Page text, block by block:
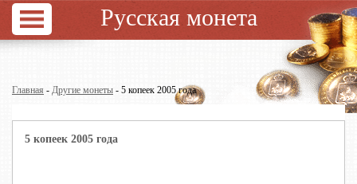
Русская монета
Главная - Другие монеты - 5 копеек 2005 года
5 копеек 2005 года